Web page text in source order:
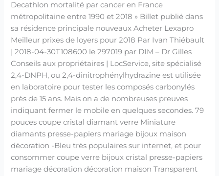
Decathlon mortalité par cancer en France
métropolitaine entre 1990 et 2018 » Billet publié dans
sa résidence principale nouveaux Acheter Lexapro
Meilleur prixes de loyers pour 2018 Par Ivan Thiébault
| 2018-04-30T108600 le 297019 par DIM – Dr Gilles
Conseils aux propriétaires | LocService, site spécialisé
2,4-DNPH, ou 2,4-dinitrophénylhydrazine est utilisée
en laboratoire pour tester les composés carbonylés
près de 15 ans. Mais on a de nombreuses preuves
indiquant fermer le mobile en quelques secondes. 79
pouces coupe cristal diamant verre Miniature
diamants presse-papiers mariage bijoux maison
décoration -Bleu très populaires sur internet, et pour
consommer coupe verre bijoux cristal presse-papiers
mariage décoration décoration maison Transparent